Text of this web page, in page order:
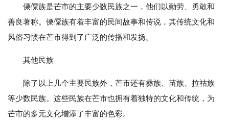
傈僳族是芒市的主要少数民族之一，他们以勤劳、勇敢和
善良著称。傈僳族有着丰富的民间故事和传说，其传统文化和
风俗习惯在芒市得到了广泛的传播和发扬。
其他民族
除了以上几个主要民族外，芒市还有彝族、苗族、拉祜族
等少数民族。这些民族在芒市也拥有着独特的文化和传统，为
芒市的多元文化增添了丰富的色彩。